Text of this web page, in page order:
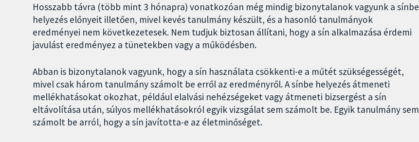
Hosszabb távra (több mint 3 hónapra) vonatkozóan még mindig bizonytalanok vagyunk a sínbe
helyezés előnyeit illetően, mivel kevés tanulmány készült, és a hasonló tanulmányok
eredményei nem következetesek. Nem tudjuk biztosan állítani, hogy a sín alkalmazása érdemi
javulást eredményez a tünetekben vagy a működésben.
Abban is bizonytalanok vagyunk, hogy a sín használata csökkenti-e a műtét szükségességét,
mivel csak három tanulmány számolt be erről az eredményről. A sínbe helyezés átmeneti
mellékhatásokat okozhat, például elalvási nehézségeket vagy átmeneti bizsergést a sín
eltávolítása után, súlyos mellékhatásokról egyik vizsgálat sem számolt be. Egyik tanulmány sem
számolt be arról, hogy a sín javította-e az életminőséget.